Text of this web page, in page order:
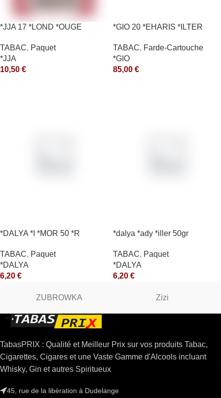
*JJA 17 *LOND *OUGE
TABAC, Paquet
*JJA
10,50 €
*GIO 20 *EHARIS *ILTER
TABAC, Farde-Cartouche
*GIO
85,00 €
*DALYA *I *MOR 50 *R
TABAC, Paquet
*DALYA
6,20 €
*dalya *ady *iller 50gr
TABAC, Paquet
*DALYA
6,20 €
ZUBROWKA Zizi
TabasPRIX : Qualité et Meilleur Prix sur vos produits Tabac,
Cigarettes, Cigares et une Vaste Gamme d'Alcools incluant
Whisky, Gin et autres Spiritueux
45, rue de la libération à Dudelange